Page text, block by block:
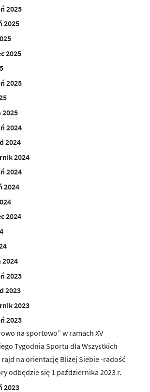
2025
2025
2025
2025
2025
2024
2024
2024
2024
2024
2024
2024
2023
2023
2023
2023
na sportowo” w ramach XV
Tygodnia Sportu dla Wszystkich
na orientację Bliżej Siebie -radość
odbędzie się 1 października 2023 r.
2023